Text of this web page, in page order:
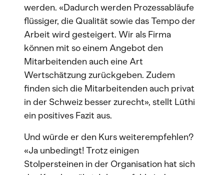
werden. «Dadurch werden Prozessabläufe
flüssiger, die Qualität sowie das Tempo der
Arbeit wird gesteigert. Wir als Firma
können mit so einem Angebot den
Mitarbeitenden auch eine Art
Wertschätzung zurückgeben. Zudem
finden sich die Mitarbeitenden auch privat
in der Schweiz besser zurecht», stellt Lüthi
ein positives Fazit aus.
Und würde er den Kurs weiterempfehlen?
«Ja unbedingt! Trotz einigen
Stolpersteinen in der Organisation hat sich